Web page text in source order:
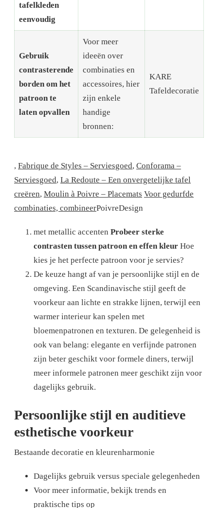
tafelkleden
eenvoudig
Gebruik
contrasterende
borden om het
patroon te
laten opvallen
Voor meer
ideeën over
combinaties en
accessoires, hier
zijn enkele
handige
bronnen:
KARE
Tafeldecoratie
, Fabrique de Styles – Serviesgoed, Conforama –
Serviesgoed, La Redoute – Een onvergetelijke tafel
creëren, Moulin à Poivre – Placemats Voor gedurfde
combinaties, combineerPoivreDesign
met metallic accenten Probeer sterke
contrasten tussen patroon en effen kleur Hoe
kies je het perfecte patroon voor je servies?
De keuze hangt af van je persoonlijke stijl en de
omgeving. Een Scandinavische stijl geeft de
voorkeur aan lichte en strakke lijnen, terwijl een
warmer interieur kan spelen met
bloemenpatronen en texturen. De gelegenheid is
ook van belang: elegante en verfijnde patronen
zijn beter geschikt voor formele diners, terwijl
meer informele patronen meer geschikt zijn voor
dagelijks gebruik.
Persoonlijke stijl en auditieve
esthetische voorkeur
Bestaande decoratie en kleurenharmonie
Dagelijks gebruik versus speciale gelegenheden
Voor meer informatie, bekijk trends en
praktische tips op